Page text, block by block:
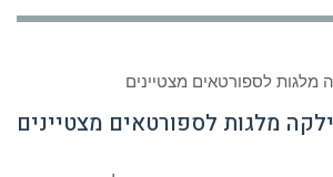
מלגות לספורטאים מצטיינים